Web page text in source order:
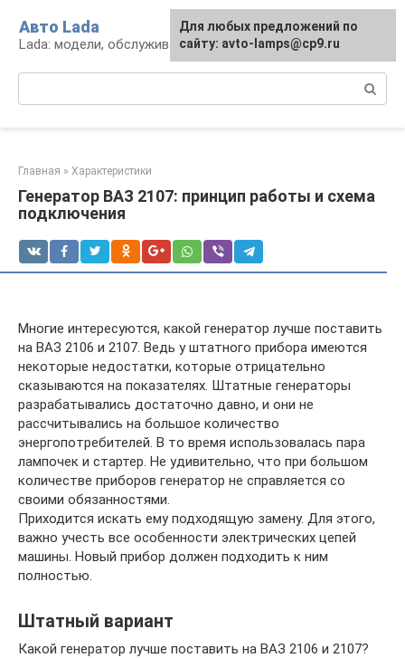
контенту
Авто Lada
Lada: модели, обслуживание, ремонт и тюнинг
Главная » Характеристики
Генератор ВАЗ 2107: принцип работы и схема
подключения
Многие интересуются, какой генератор лучше поставить
на ВАЗ 2106 и 2107. Ведь у штатного прибора имеются
некоторые недостатки, которые отрицательно
сказываются на показателях. Штатные генераторы
разрабатывались достаточно давно, и они не
рассчитывались на большое количество
энергопотребителей. В то время использовалась пара
лампочек и стартер. Не удивительно, что при большом
количестве приборов генератор не справляется со
своими обязанностями.
Приходится искать ему подходящую замену. Для этого,
важно учесть все особенности электрических цепей
машины. Новый прибор должен подходить к ним
полностью.
Штатный вариант
Какой генератор лучше поставить на ВАЗ 2106 и 2107?
Для любых предложений по
сайту: avto-lamps@cp9.ru